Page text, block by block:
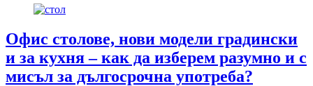
Офис столове, нови модели градински
и за кухня – как да изберем разумно и с
мисъл за дългосрочна употреба?